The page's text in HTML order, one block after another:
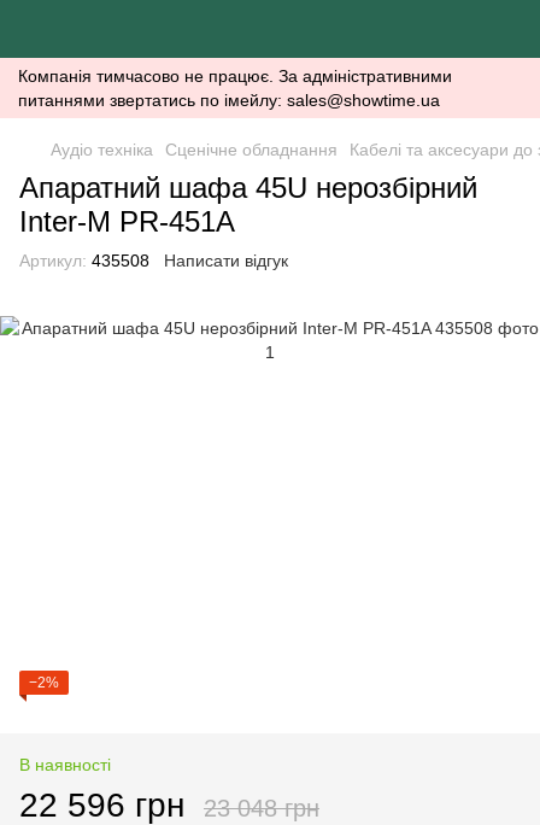
Компанія тимчасово не працює. За адміністративними
питаннями звертатись по імейлу: sales@showtime.ua
Аудіо техніка Сценічне обладнання Кабелі та аксесуари до
Апаратний шафа 45U нерозбірний
Inter-M PR-451A
Артикул: 435508 Написати відгук
−2%
В наявності
22 596 грн 23 048 грн